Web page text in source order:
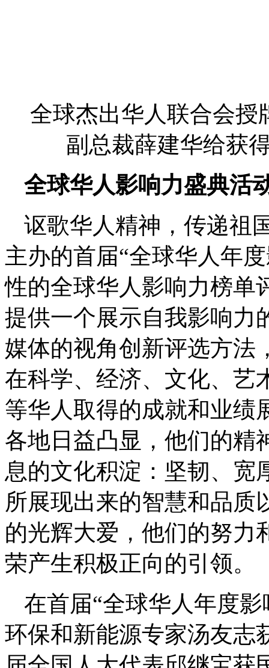
全球杰出华人联合会授
副总裁薛建华给获
全球华人影响力盛典活
讴歌华人精神，传递祖
主办的首届“全球华人年
性的全球华人影响力榜单
提供一个展示自我影响力
媒体的视角创新评选方法
在科学、经济、文化、艺
等华人取得的成就和业绩
各地日益凸显，他们的精
息的文化积淀：坚韧、宽
所展现出来的智慧和品质
的光辉大爱，他们的努力
荣产生积极正向的引领。
在首届“全球华人年度
环保和新能源专家汤友志